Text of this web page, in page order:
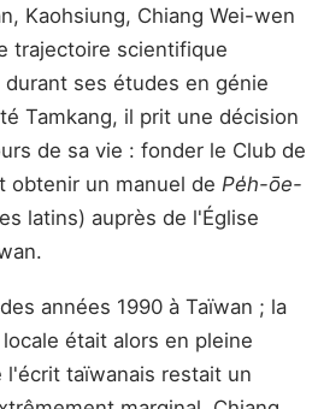
Kaohsiung, Chiang Wei-wen
trajectoire scientifique
ses études en génie
Tamkang, il prit une décision
de sa vie : fonder le Club de
obtenir un manuel de Pe̍h-ōe-
latins) auprès de l'Église
années 1990 à Taïwan ; la
était alors en pleine
taïwanais restait un